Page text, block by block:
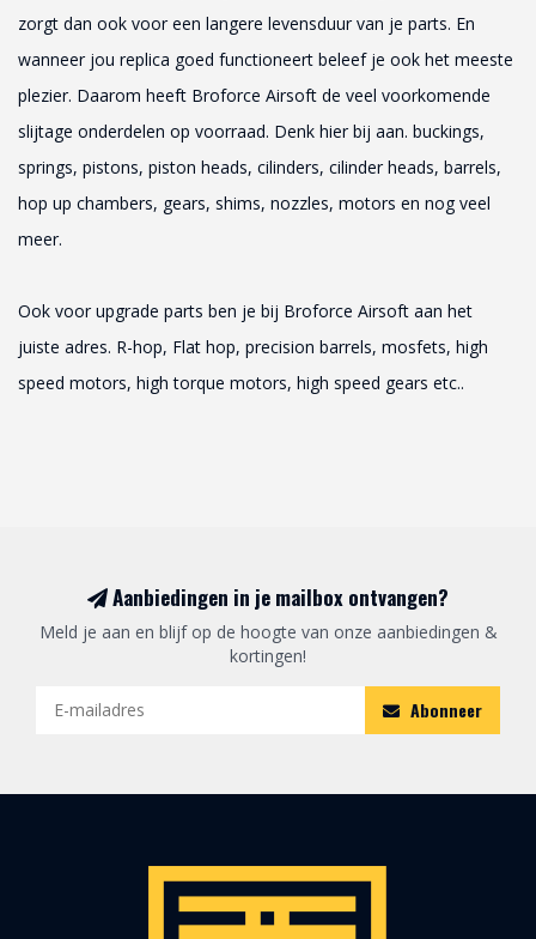
zorgt dan ook voor een langere levensduur van je parts. En
wanneer jou replica goed functioneert beleef je ook het meeste
plezier. Daarom heeft Broforce Airsoft de veel voorkomende
slijtage onderdelen op voorraad. Denk hier bij aan. buckings,
springs, pistons, piston heads, cilinders, cilinder heads, barrels,
hop up chambers, gears, shims, nozzles, motors en nog veel
meer.
Ook voor upgrade parts ben je bij Broforce Airsoft aan het
juiste adres. R-hop, Flat hop, precision barrels, mosfets, high
speed motors, high torque motors, high speed gears etc..
Aanbiedingen in je mailbox ontvangen?
Meld je aan en blijf op de hoogte van onze aanbiedingen &
kortingen!
Abonneer